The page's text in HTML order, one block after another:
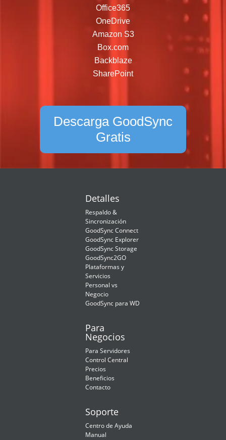
Office365
OneDrive
Amazon S3
Box.com
Backblaze
SharePoint
Descarga GoodSync
Gratis
Detalles
Respaldo &
Sincronización
GoodSync Connect
GoodSync Explorer
GoodSync Storage
GoodSync2GO
Plataformas y
Servicios
Personal vs
Negocio
GoodSync para WD
Para
Negocios
Para Servidores
Control Central
Precios
Beneficios
Contacto
Soporte
Centro de Ayuda
Manual